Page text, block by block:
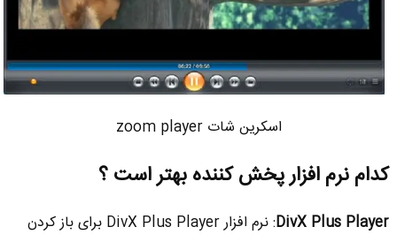
اسکرین شات zoom player
کدام نرم افزار پخش کننده بهتر است ؟
DivX Plus Player
: نرم افزار DivX Plus Player برای باز کردن